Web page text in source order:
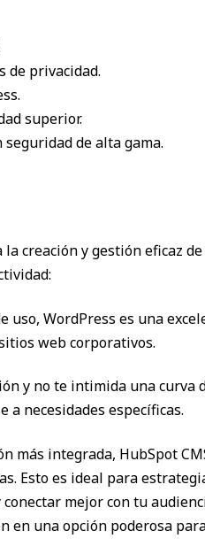
de privacidad.
superior.
de alta gama.
creación y gestión eficaz
uso, WordPress es una
web corporativos.
y no te intimida una curva
necesidades específicas.
más integrada, HubSpot
Esto es ideal para
mejor con tu
una opción poderosa